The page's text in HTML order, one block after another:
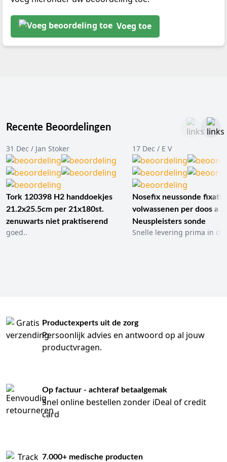
Voeg toe
Recente Beoordelingen
31 Dec / Jan Stoker
Tork 120398 H2 handdoekjes
21.2x25.5cm per 21x180st.
zenuwarts niet praktiserend
goed..
17 Dec / E V
Nosefix neussonde
volwassenen per doos a
Neuspleisters sonde
Snelle levering prima in
Productexperts uit de zorg
Persoonlijk advies en antwoord op al jouw
productvragen.
Op factuur - achteraf betaalgemak
Snel online bestellen zonder iDeal of credit
card
7.000+ medische producten